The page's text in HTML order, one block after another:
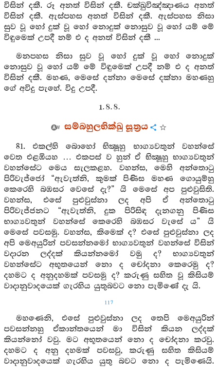
විසින් දකී. රූ අනත් විසින් දකී. චක්ඛුවිඤ්ඤාණය අනත්
විසින් දකී. ඇස්පහස අනත් විසින් දකී. ඇස්පහස නිසා
සුව වූ හෝ දුක් වූ හෝ නොදුක් නොසුව වූ හෝ යම් මේ
විඳුමෙක් උපදී නම් එ ද අනත් විසින් දකී ...
මනපහස නිසා සුව වූ හෝ දුක් වූ හෝ නොදුක්
නොසුව වූ හෝ යම් මේ විඳුමෙක් උපදී නම් එ ද අනත්
විසින් දකී. මහණ, මෙසේ දන්නා මෙසේ දක්නා මහණහු
ගේ අවිදු පැහේ. විදු උපදී.
1. 8. 8.
සම්බහුලභික්ඛු සූත්‍රය
81. එකල්හි බොහෝ භික්‍ෂූහු භාග්‍යවතුන් වහන්සේ
වෙත එළඹියහ … එකපස් ව හුන් ඒ භික්‍ෂූහු භාග්‍යවතුන්
වහන්සේට මෙය සැලකළහ. වහන්ස, මෙහි අන්තොටු
පිරිවැජ්ජෝ “ඇවැත්නි, කුමක් පිණිස මහණ ගොයුම්හු
කෙරෙහි බඹසර වෙසේ දැ?” යි මෙසේ අප පුළුවුසිති.
වහන්ස, එසේ පුළුවුස්නා ලද අපි ඒ අන්තොටු
පිරිවැජ්ජනට “ඇවැත්නි, දුක පිරිසිඳ දැනගනු පිණිස
භාග්‍යවතුන් වහන්සේ කෙරෙහි බඹසර වැසේ ය” යි
මෙසේ පවසමු. වහන්ස, කිමෙක් ද? එසේ පුළුවුස්නා ලද
අපි මෙඅයුරින් පවසන්නමෝ භාග්‍යවතුන් වහන්සේ විසින්
වදාරන ලද්දක් කියන්නමෝ වමු ද? භාග්‍යවතුන්
වහන්සේට අභූතයෙන් නො ද චෝදනා කෙරෙමු ද?
දහමට ද අනුදහමක් පවසමු ද? කරුණු සහිත වූ කිසියම්
වාදානුවාදයෙක් ගැරහිය යුතුබවට නො පැමිණේ දැ යි.
117
මහණෙනි, එසේ පුළුවුස්නා ලද තෙපි මෙඅයුරින්
පවසන්නහු ඒකාන්තයෙන් මා විසින් කියන ලද්දක්
කියන්නෝ වවු. මට අභූතයෙන් නො ද චෝදනා කරවු.
දහමට ද අනු දහමක් පවසවු, කරුණු සහිත කිසියම්
වාදානුවාදයෙක් ගැරහිය යුතු බවට නො ද පැමිණෙයි.